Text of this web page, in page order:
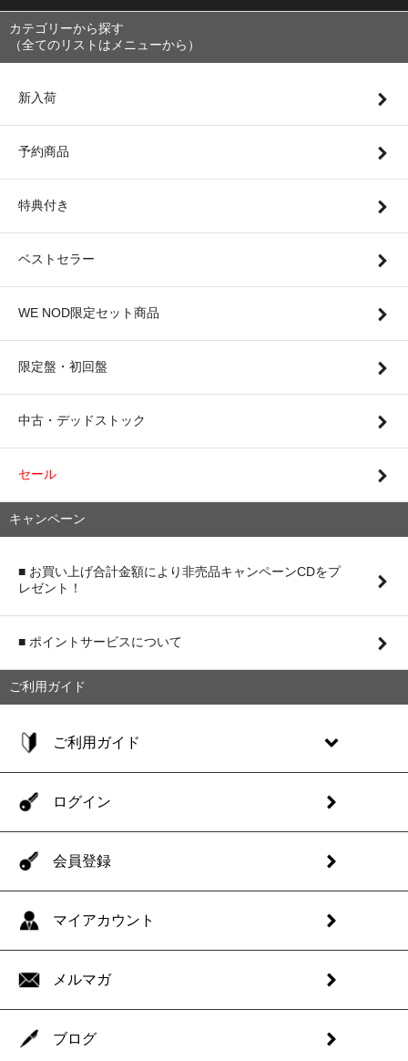
カテゴリーから探す
（全てのリストはメニューから）
新入荷
予約商品
特典付き
ベストセラー
WE NOD限定セット商品
限定盤・初回盤
中古・デッドストック
セール
キャンペーン
■ お買い上げ合計金額により非売品キャンペーンCDをプ
レゼント！
■ ポイントサービスについて
ご利用ガイド
ご利用ガイド
ログイン
会員登録
マイアカウント
メルマガ
ブログ